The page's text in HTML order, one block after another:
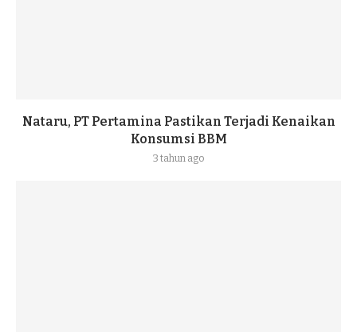
Nataru, PT Pertamina Pastikan Terjadi Kenaikan
Konsumsi BBM
3 tahun ago